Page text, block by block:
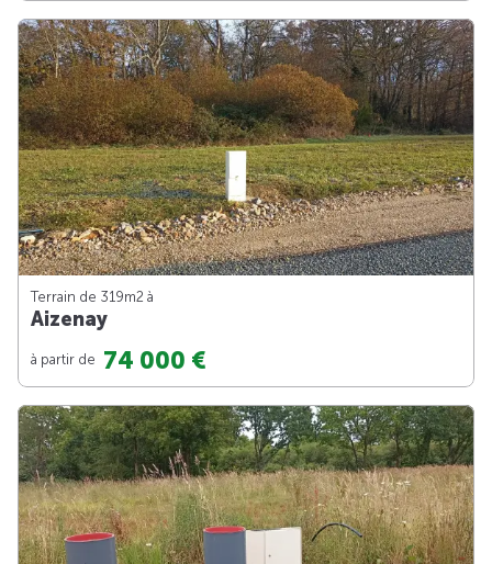
Terrain de 319m2 à
Aizenay
à partir de 74 000 €